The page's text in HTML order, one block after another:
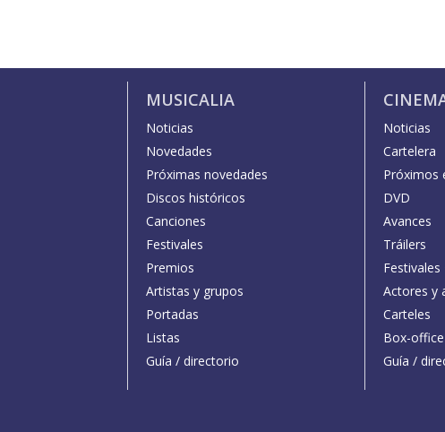
MUSICALIA
Noticias
Novedades
Próximas novedades
Discos históricos
Canciones
Festivales
Premios
Artistas y grupos
Portadas
Listas
Guía / directorio
Noticias
Cartelera
Próximos
DVD
Avances
Tráilers
Actores y
Carteles
Box-office
Guía /